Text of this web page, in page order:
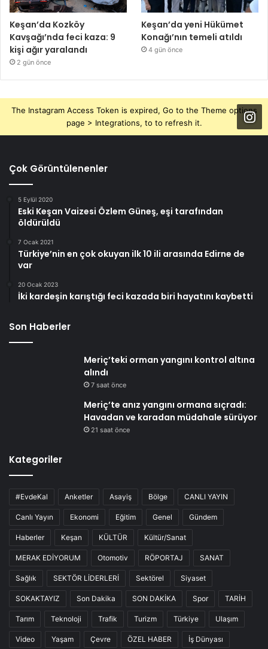
Keşan’da Kozköy
Kavşağı’nda feci kaza: 9
kişi ağır yaralandı
2 gün önce
Keşan’da yeni Hükümet
Konağı’nın temeli atıldı
4 gün önce
The Instagram Access Token is expired, Go to the Theme options
page > Integrations, to to refresh it.
Çok Görüntülenenler
5 Eylül 2020
Eski Keşan Vaizesi Özlem Güneş, eşi tarafından
öldürüldü
7 Ocak 2021
Türkiye’nin en çok okuyan ilk 10 ili arasında Edirne de
var
20 Ocak 2023
İki kardeşin karıştığı feci kazada biri hayatını kaybetti
Son Haberler
Meriç’teki orman yangını kontrol altına
alındı
7 saat önce
Meriç’te anız yangını ormana sıçradı:
Havadan ve karadan müdahale sürüyor
21 saat önce
Kategoriler
#EvdeKal Anketler Asayiş Bölge CANLI YAYIN
Canlı Yayın Ekonomi Eğitim Genel Gündem
Haberler Keşan KÜLTÜR Kültür/Sanat
MERAK EDİYORUM Otomotiv RÖPORTAJ SANAT
Sağlık SEKTÖR LİDERLERİ Sektörel Siyaset
SOKAKTAYIZ Son Dakika SON DAKİKA Spor TARİH
Tarım Teknoloji Trafik Turizm Türkiye Ulaşım
Video Yaşam Çevre ÖZEL HABER İş Dünyası